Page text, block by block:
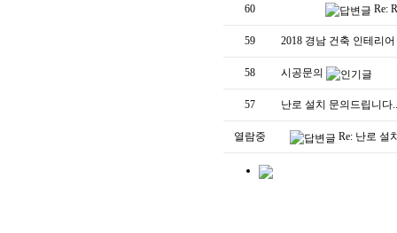
60 Re:
59 2018 경남 건축 인테리
58 시공문의
57 난로 설치 문의드립니다
열람중 Re: 난로 설